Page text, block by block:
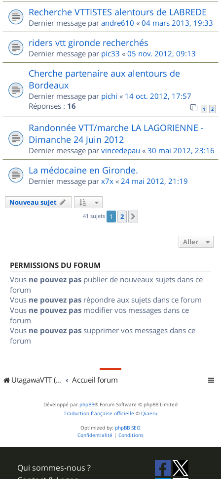
Recherche VTTISTES alentours de LABREDE
Dernier message par andre610 « 04 mars 2013, 19:33
riders vtt gironde recherchés
Dernier message par pic33 « 05 nov. 2012, 09:13
Cherche partenaire aux alentours de
Bordeaux
Dernier message par pichi « 14 oct. 2012, 17:57
Réponses : 16 1 2
Randonnée VTT/marche LA LAGORIENNE -
Dimanche 24 Juin 2012
Dernier message par vincedepau « 30 mai 2012, 23:16
La médocaine en Gironde.
Dernier message par x7x « 24 mai 2012, 21:19
Nouveau sujet
41 sujets 1 2
Aller
PERMISSIONS DU FORUM
Vous ne pouvez pas publier de nouveaux sujets dans ce
forum
Vous ne pouvez pas répondre aux sujets dans ce forum
Vous ne pouvez pas modifier vos messages dans ce
forum
Vous ne pouvez pas supprimer vos messages dans ce
forum
UtagawaVTT (Randos VTT et VTTAE avec traces GPS) Accueil forum
Développé par phpBB® Forum Software © phpBB Limited
Traduction française officielle © Qiaeru
Optimized by: phpBB SEO
Confidentialité | Conditions
Qui sommes-nous ?